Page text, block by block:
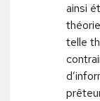
ainsi
telle